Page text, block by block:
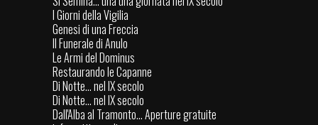
I Giorni della Vigilia
Genesi di una Freccia
Il Funerale di Anulo
Le Armi del Dominus
Restaurando le Capanne
Di Notte... nel IX secolo
Di Notte... nel IX secolo
Dall'Alba al Tramonto... Aperture gratuite